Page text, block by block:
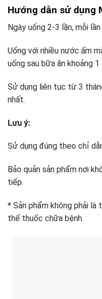
Hướng dẫn sử dụng
Ngày uống 2-3 lần, mỗi
Uống với nhiều nước ấm
uống sau bữa ăn khoảng
Sử dụng liên tục từ 3
nhất.
Lưu ý:
Sử dụng đúng theo chỉ
Bảo quản sản phẩm nơi
tiếp.
* Sản phẩm không phải
thế thuốc chữa bệnh.